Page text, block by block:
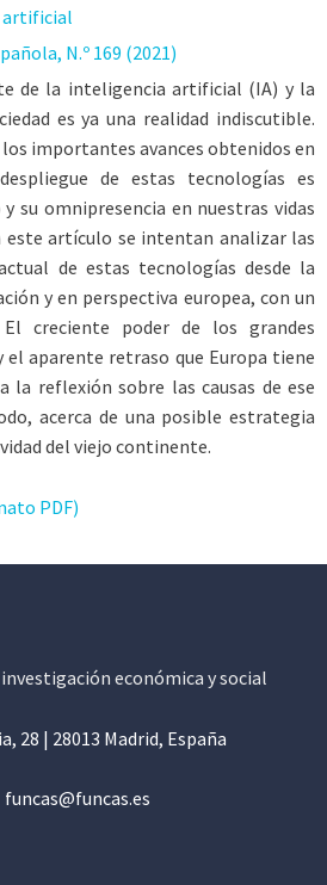
artificial
N.º 169 (2021)
de la inteligencia artificial (IA) y la
es ya una realidad indiscutible.
importantes avances obtenidos en
de estas tecnologías es
su omnipresencia en nuestras vidas
este artículo se intentan analizar las
de estas tecnologías desde la
y en perspectiva europea, con un
creciente poder de los grandes
aparente retraso que Europa tiene
la reflexión sobre las causas de ese
acerca de una posible estrategia
del viejo continente.
PDF)
económica y social
28 | 28013 Madrid, España
funcas@funcas.es